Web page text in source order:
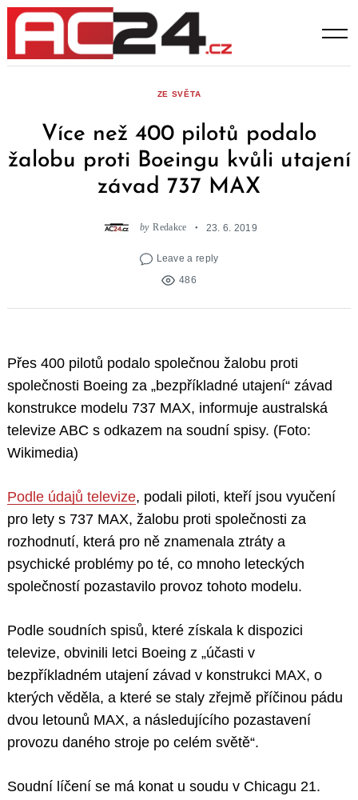
Skip
content
ZE SVĚTA
Více než 400 pilotů podalo
žalobu proti Boeingu kvůli utajení
závad 737 MAX
by Redakce 23. 6. 2019
Leave a reply
486
Přes 400 pilotů podalo společnou žalobu proti
společnosti Boeing za „bezpříkladné utajení“ závad
konstrukce modelu 737 MAX, informuje australská
televize ABC s odkazem na soudní spisy. (Foto:
Wikimedia)
Podle údajů televize, podali piloti, kteří jsou vyučení
pro lety s 737 MAX, žalobu proti společnosti za
rozhodnutí, která pro ně znamenala ztráty a
psychické problémy po té, co mnoho leteckých
společností pozastavilo provoz tohoto modelu.
Podle soudních spisů, které získala k dispozici
televize, obvinili letci Boeing z „účasti v
bezpříkladném utajení závad v konstrukci MAX, o
kterých věděla, a které se staly zřejmě příčinou pádu
dvou letounů MAX, a následujícího pozastavení
provozu daného stroje po celém světě“.
Soudní líčení se má konat u soudu v Chicagu 21.